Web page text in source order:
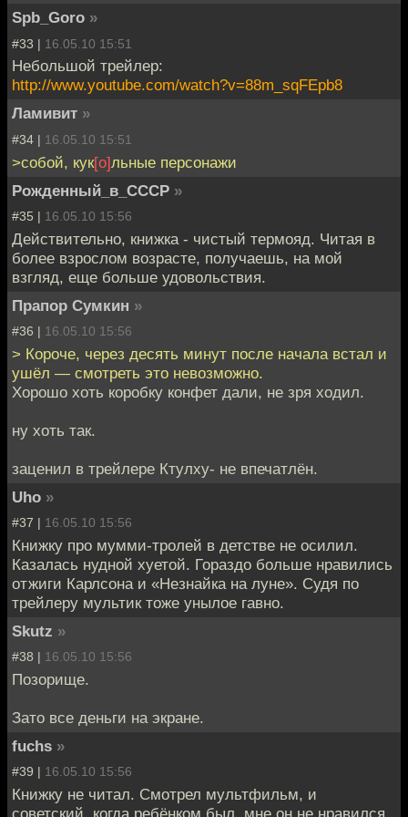
Spb_Goro »
#33 | 16.05.10 15:51
Небольшой трейлер:
http://www.youtube.com/watch?v=88m_sqFEpb8
Ламивит »
#34 | 16.05.10 15:51
>собой, кук[о]льные персонажи
Рожденный_в_СССР »
#35 | 16.05.10 15:56
Действительно, книжка - чистый термояд. Читая в
более взрослом возрасте, получаешь, на мой
взгляд, еще больше удовольствия.
Прапор Сумкин »
#36 | 16.05.10 15:56
> Короче, через десять минут после начала встал и
ушёл — смотреть это невозможно.
Хорошо хоть коробку конфет дали, не зря ходил.
ну хоть так.
заценил в трейлере Ктулху- не впечатлён.
Uho »
#37 | 16.05.10 15:56
Книжку про мумми-тролей в детстве не осилил.
Казалась нудной хуетой. Гораздо больше нравились
отжиги Карлсона и «Незнайка на луне». Судя по
трейлеру мультик тоже унылое гавно.
Skutz »
#38 | 16.05.10 15:56
Позорище.
Зато все деньги на экране.
fuchs »
#39 | 16.05.10 15:56
Книжку не читал. Смотрел мультфильм, и
советский, когда ребёнком был, мне он не нравился